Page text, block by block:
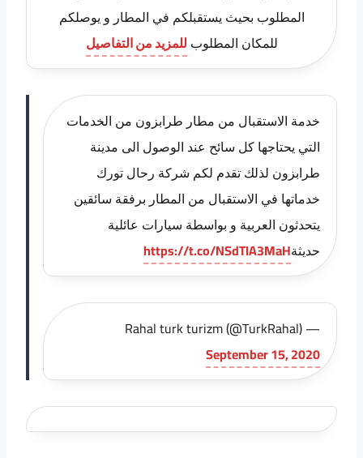
المطلوب بحيث يستقبلكم في المطار و يوصلكم
للمكان المطلوب للمزيد من التفاصيل
خدمة الاستقبال من مطار طرابزون من الخدمات
التي يحتاجها كل سائح عند الوصول الى مدينة
طرابزون لذلك تقدم لكم شركة رحال تورك
خدماتها في الاستقبال من المطار برفقة سائقين
يتحدثون العربية و بواسطة سيارات عائلية
حديثةhttps://t.co/NSdTIA3MaH
— Rahal turk turizm (@TurkRahal)
September 15, 2020